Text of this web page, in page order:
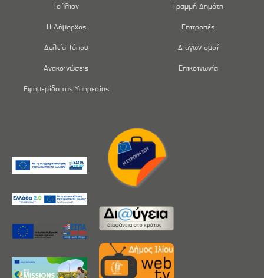
Το Ίλιον
Η Δήμαρχος
Δελτία Τύπου
Ανακοινώσεις
Εφημερίδα της Υπηρεσίας
Γραμμή Δημότη
Επιτροπές
Διαγωνισμοί
Επικοινωνία